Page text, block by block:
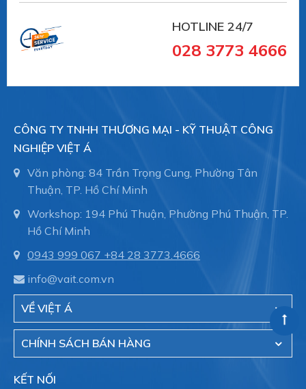
HOTLINE 24/7
028 3773 4666
CÔNG TY TNHH THƯƠNG MẠI - KỸ THUẬT CÔNG
NGHIỆP VIỆT Á
Văn phòng: 84 Trần Trọng Cung, Phường Tân
Thuận, TP. Hồ Chí Minh
Workshop: 194 Phú Thuận, Phường Phú Thuận, TP.
Hồ Chí Minh
0943 999 067 +84 28 3773.4666
info@vait.com.vn
VỀ VIỆT Á
CHÍNH SÁCH BÁN HÀNG
KẾT NỐI